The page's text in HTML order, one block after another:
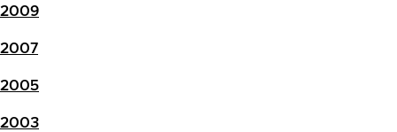
2009
2007
2005
2003